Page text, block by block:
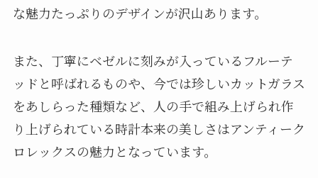
な魅力たっぷりのデザインが沢山あります。
また、丁寧にベゼルに刻みが入っているフルーテ
ッドと呼ばれるものや、今では珍しいカットガラス
をあしらった種類など、人の手で組み上げられ作
り上げられている時計本来の美しさはアンティーク
ロレックスの魅力となっています。